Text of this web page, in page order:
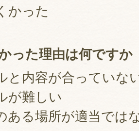
かった
った理由は何ですか
と内容が合っていな
が難しい
ある場所が適当では